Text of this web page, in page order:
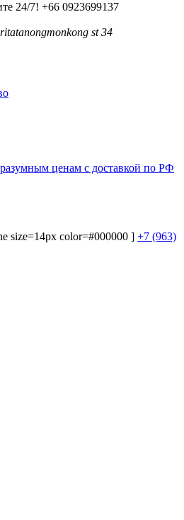
24/7! +66 0923699137
st 34
ценам с доставкой по РФ
size=14px color=#000000 ] +7 (963)